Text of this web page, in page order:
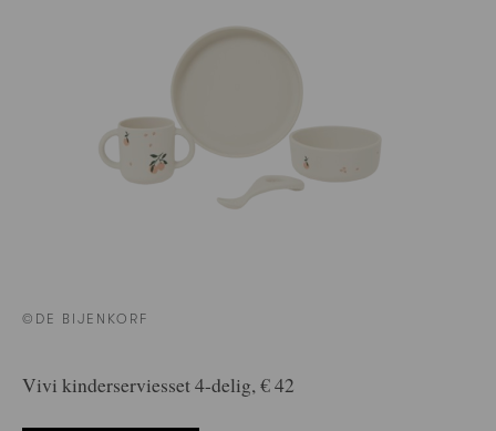
©DE BIJENKORF
Vivi kinderserviesset 4-delig, € 42